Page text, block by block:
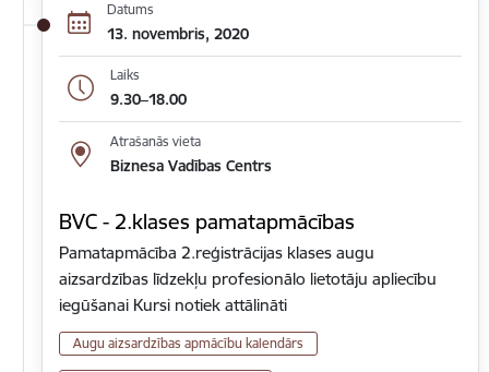
Datums
13. novembris, 2020
Laiks
9.30–18.00
Atrašanās vieta
Biznesa Vadības Centrs
BVC - 2.klases pamatapmācības
Pamatapmācība 2.reģistrācijas klases augu
aizsardzības līdzekļu profesionālo lietotāju apliecību
iegūšanai Kursi notiek attālināti
Augu aizsardzības apmācību kalendārs